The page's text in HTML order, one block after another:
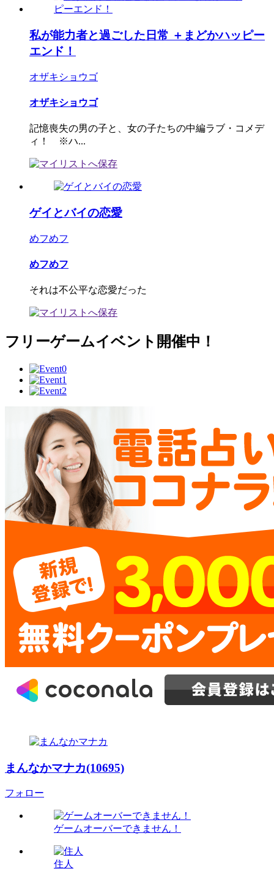
私が能力者と過ごした日常 ＋まどかハッピー
エンド！
オザキショウゴ
オザキショウゴ
記憶喪失の男の子と、女の子たちの中編ラブ・コメデ
ィ！ ※ハ...
ゲイとバイの恋愛
めフめフ
めフめフ
それは不公平な恋愛だった
フリーゲームイベント開催中！
まんなかマナカ(10695)
フォロー
ゲームオーバーできません！
住人